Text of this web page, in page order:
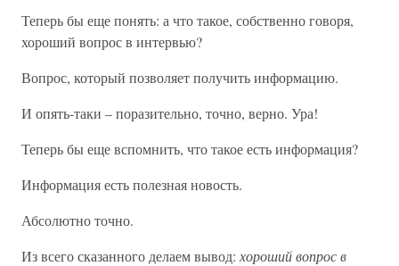
Теперь бы еще понять: а что такое, собственно говоря,
хороший вопрос в интервью?
Вопрос, который позволяет получить информацию.
И опять-таки – поразительно, точно, верно. Ура!
Теперь бы еще вспомнить, что такое есть информация?
Информация есть полезная новость.
Абсолютно точно.
Из всего сказанного делаем вывод: хороший вопрос в